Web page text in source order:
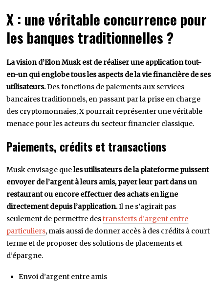
X : une véritable concurrence pour
les banques traditionnelles ?
La vision d’Elon Musk est de réaliser une application tout-
en-un qui englobe tous les aspects de la vie financière de ses
utilisateurs.Des fonctions de paiements aux services
bancaires traditionnels, en passant par la prise en charge
des cryptomonnaies, X pourrait représenter une véritable
menace pour les acteurs du secteur financier classique.
Paiements, crédits et transactions
Musk envisage queles utilisateurs de la plateforme puissent
envoyer de l’argent à leurs amis, payer leur part dans un
restaurant ou encore effectuer des achats en ligne
directement depuis l’application.Il ne s’agirait pas
seulement de permettre destransferts d’argent entre
particuliers, mais aussi de donner accès à des crédits à court
terme et de proposer des solutions de placements et
d’épargne.
Envoi d’argent entre amis